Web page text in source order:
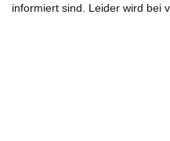
informiert sind. Leider wird bei